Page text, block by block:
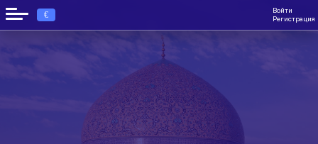
€
Войти
Регистрация